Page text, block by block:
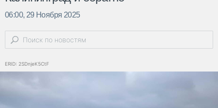
06:00, 29 Ноября 2025
ERID: 2SDnjeK5CtF